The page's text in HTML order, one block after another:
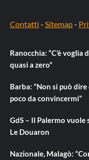
Contatti - Sitemap-
Ranocchia: “C’è
quasi a zero”
Barba: “Non si può dire
poco da convincermi”
GdS – Il Palermo
Le Douaron
Nazionale, Malagò: